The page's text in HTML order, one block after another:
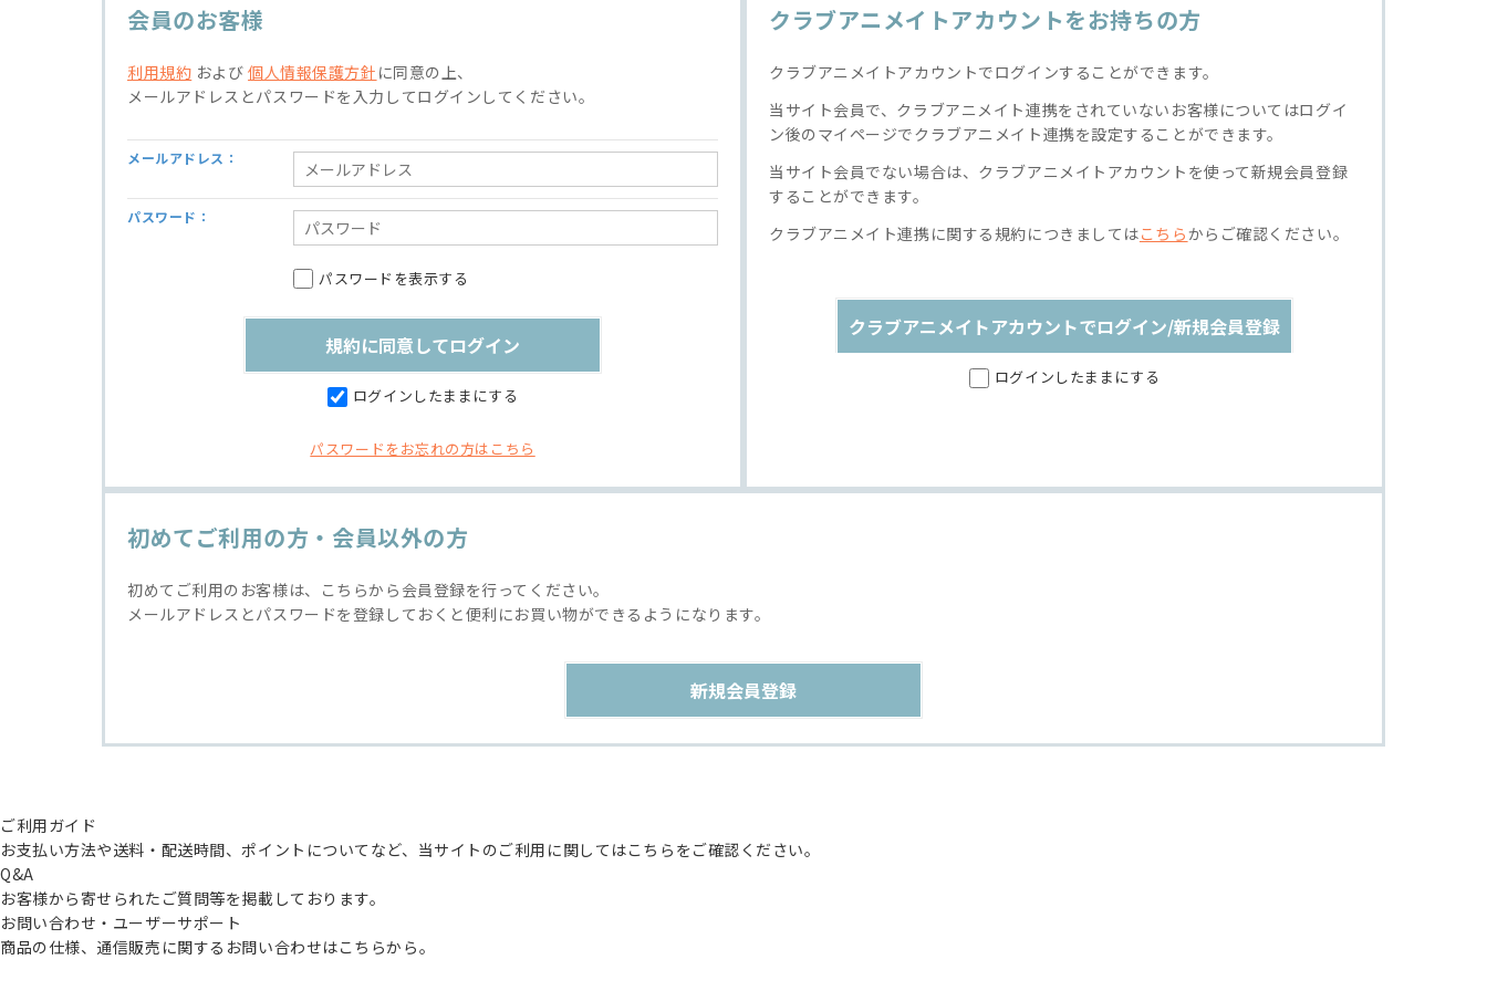
会員のお客様
利用規約 および個人情報保護方針 に同意の上、
メールアドレスとパスワードを入力してログインしてください。
メールアドレス：
パスワード：
パスワードを表示する
ログインしたままにする
パスワードをお忘れの方はこちら
クラブアニメイトアカウントをお持ちの方
クラブアニメイトアカウントでログインすることができます。
当サイト会員で、クラブアニメイト連携をされていないお客様についてはログイ
ン後のマイページでクラブアニメイト連携を設定することができます。
当サイト会員でない場合は、クラブアニメイトアカウントを使って新規会員登録
することができます。
クラブアニメイト連携に関する規約につきましてはこちらからご確認ください。
クラブアニメイトアカウントでログイン/新規会員登録
ログインしたままにする
初めてご利用の方・会員以外の方
初めてご利用のお客様は、こちらから会員登録を行ってください。
メールアドレスとパスワードを登録しておくと便利にお買い物ができるようになります。
ご利用ガイド
お支払い方法や送料・配送時間、ポイントについてなど、当サイトのご利用に関してはこちらをご確認ください。
Q&A
お客様から寄せられたご質問等を掲載しております。
お問い合わせ・ユーザーサポート
商品の仕様、通信販売に関するお問い合わせはこちらから。